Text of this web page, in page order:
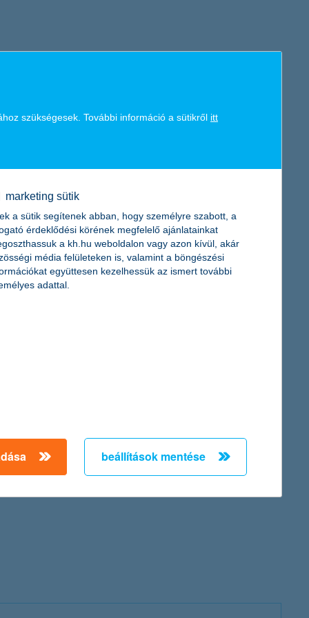
hogy igen nagy ára lenne a költözésnek: 37 százalékuk
menne máshová. 26 százalékuknak azonban ehhez
elutasító: ők azok, akik úgy gondolják, nem tudnának
ez a forgatókönyv.
egészséggel, családdal kapcsolatban – vizsgálja a K&H
13-24. között történt.
szükségesek. További információ a sütikről itt
marketing sütik
a sütik segítenek abban, hogy személyre szabott, a
érdeklődési körének megfelelő ajánlatainkat
a kh.hu weboldalon vagy azon kívül, akár
média felületeken is, valamint a böngészési
együttesen kezelhessük az ismert további
adattal.
beállítások mentése